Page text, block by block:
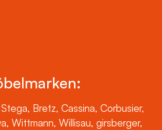
Bretz, Cassina, Corbusier,
Wittmann, Willisau, girsberger,